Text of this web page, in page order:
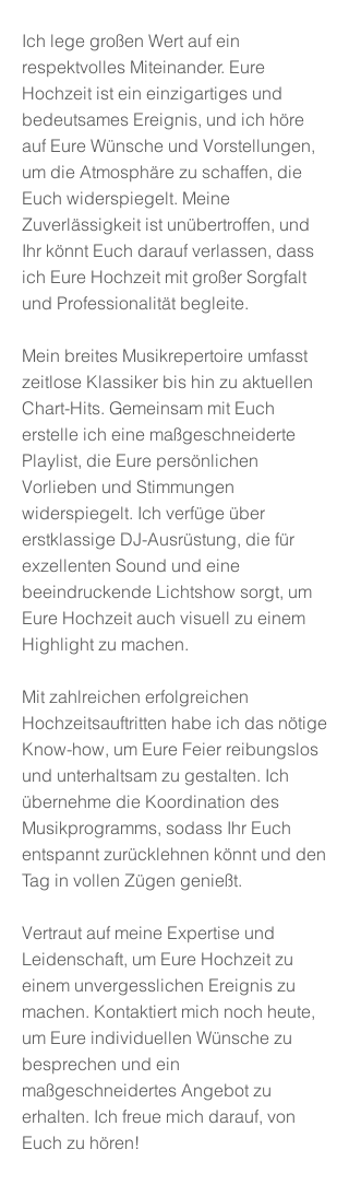
Ich lege großen Wert auf ein
respektvolles Miteinander. Eure
Hochzeit ist ein einzigartiges und
bedeutsames Ereignis, und ich höre
auf Eure Wünsche und Vorstellungen,
um die Atmosphäre zu schaffen, die
Euch widerspiegelt. Meine
Zuverlässigkeit ist unübertroffen, und
Ihr könnt Euch darauf verlassen, dass
ich Eure Hochzeit mit großer Sorgfalt
und Professionalität begleite.
Mein breites Musikrepertoire umfasst
zeitlose Klassiker bis hin zu aktuellen
Chart-Hits. Gemeinsam mit Euch
erstelle ich eine maßgeschneiderte
Playlist, die Eure persönlichen
Vorlieben und Stimmungen
widerspiegelt. Ich verfüge über
erstklassige DJ-Ausrüstung, die für
exzellenten Sound und eine
beeindruckende Lichtshow sorgt, um
Eure Hochzeit auch visuell zu einem
Highlight zu machen.
Mit zahlreichen erfolgreichen
Hochzeitsauftritten habe ich das nötige
Know-how, um Eure Feier reibungslos
und unterhaltsam zu gestalten. Ich
übernehme die Koordination des
Musikprogramms, sodass Ihr Euch
entspannt zurücklehnen könnt und den
Tag in vollen Zügen genießt.
Vertraut auf meine Expertise und
Leidenschaft, um Eure Hochzeit zu
einem unvergesslichen Ereignis zu
machen. Kontaktiert mich noch heute,
um Eure individuellen Wünsche zu
besprechen und ein
maßgeschneidertes Angebot zu
erhalten. Ich freue mich darauf, von
Euch zu hören!